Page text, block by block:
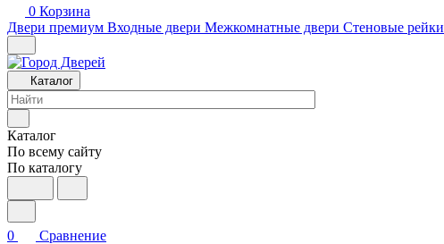
0 Корзина
Двери премиум Входные двери Межкомнатные двери Стеновые рейки
Каталог
Каталог
По всему сайту
По каталогу
0
Сравнение